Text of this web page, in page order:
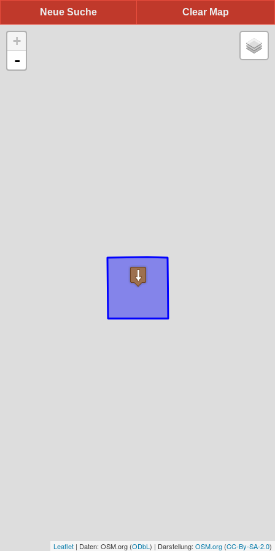
Clear Map
Neue Suche
+
-
Leaflet | Daten: OSM.org (ODbL ) | Darstellung: OSM.org (CC-By-SA-2.0)